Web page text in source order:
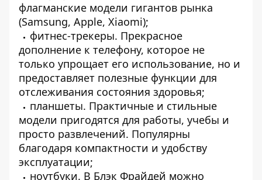
флагманские модели гигантов рынка
(Samsung, Apple, Xiaomi);
фитнес-трекеры. Прекрасное
дополнение к телефону, которое не
только упрощает его использование, но и
предоставляет полезные функции для
отслеживания состояния здоровья;
планшеты. Практичные и стильные
модели пригодятся для работы, учебы и
просто развлечений. Популярны
благодаря компактности и удобству
эксплуатации;
ноутбуки. В Блэк Фрайдей можно